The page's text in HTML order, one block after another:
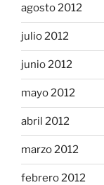
agosto 2012
julio 2012
junio 2012
mayo 2012
abril 2012
marzo 2012
febrero 2012